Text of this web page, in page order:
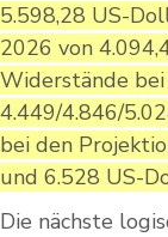
5.598,28 US-
2026 von
Widerstände
4.449/4.846/
bei den
und 6.528 US-
Die nächste